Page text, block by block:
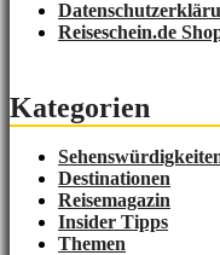
Reiseschein.de
Kategorien
Destinationen
Reisemagazin
Insider Tipps
Themen